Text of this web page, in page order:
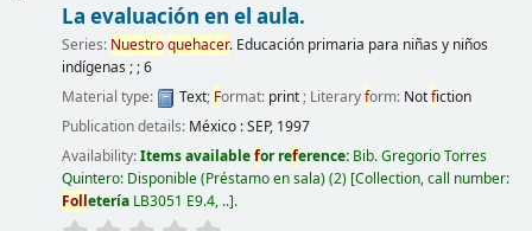
La evaluación en el aula.
Series: Nuestroquehacer. Educación primaria para niñas y niños
indígenas ; ; 6
Material type:
Text; Format: print; Literaryform: Notfiction
Publication details: México :SEP, 1997
Availability:Items availablefor reference: Bib. Gregorio Torres
Quintero: Disponible (Préstamo en sala)(2) Collection, call number:
Folletería LB3051 E9.4, .. .